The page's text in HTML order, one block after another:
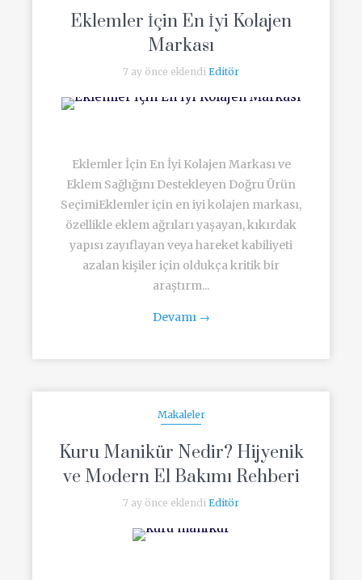
Eklemler İçin En İyi Kolajen
Markası
7 ay önce eklendi Editör
Eklemler İçin En İyi Kolajen Markası ve
Eklem Sağlığını Destekleyen Doğru Ürün
SeçimiEklemler için en iyi kolajen markası,
özellikle eklem ağrıları yaşayan, kıkırdak
yapısı zayıflayan veya hareket kabiliyeti
azalan kişiler için oldukça kritik bir
araştırm...
Devamı →
Makaleler
Kuru Manikür Nedir? Hijyenik
ve Modern El Bakımı Rehberi
7 ay önce eklendi Editör